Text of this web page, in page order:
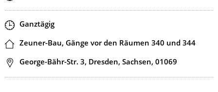
Zeit
Ganztägig
Ort
Zeuner-Bau, Gänge vor den Räumen 340 und 344
Adresse
George-Bähr-Str. 3, Dresden, Sachsen, 01069